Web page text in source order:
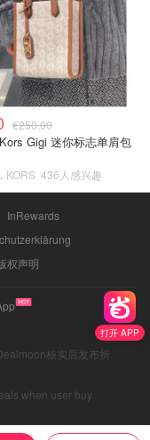
打开 APP
€250.00
Gigi 迷你标志单肩包
KORS 436人感兴趣
InRewards
权声明
核实后发布折
when user buy